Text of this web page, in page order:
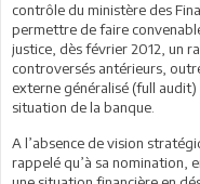
contrôle du ministère des
permettre de faire
justice, dès février 2012, un
controversés antérieurs,
externe généralisé (full
situation de la banque.
A l’absence de vision
rappelé qu’à sa nomination,